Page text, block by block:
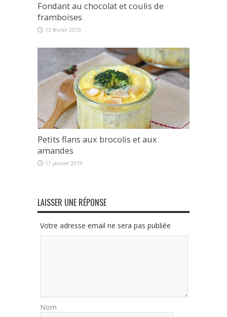
Fondant au chocolat et coulis de
framboises
13 février 2019
Petits flans aux brocolis et aux
amandes
17 janvier 2019
LAISSER UNE RÉPONSE
Votre adresse email ne sera pas publiée
Nom